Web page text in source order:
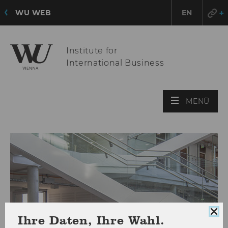
WU WEB EN
Institute for
International Business
MENÜ
Ihre Daten, Ihre Wahl.